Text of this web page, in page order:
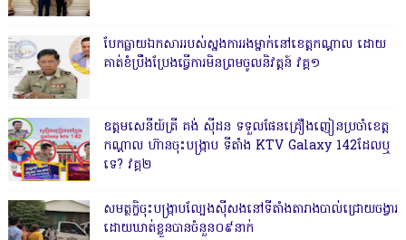
បែកធ្លាយឯកសាររបស់ស្នងការរងម្នាក់នៅខេត្តកណ្ដាល ដោយ
គាត់ខំប្រឹងប្រែងធ្វើការមិនព្រមចូលនិវត្តន៍ វគ្គ១
ឧត្តមសេនីយ៍ត្រី គង់ ស៊ីដន ទទួលផែនគ្រឿងញៀនប្រចាំខេត្ត
កណ្តាល ហ៊ានចុះបង្ក្រាប ទីតាំង KTV Galaxy 142ដែលឬ
ទេ? វគ្គ២
សមត្ថកិ្ចចុះបង្ក្រាបល្បែងស៊ីសងនៅទីតាំងតារាងបាល់ជ្រោយចង្វារ
ដោយឃាត់ខ្លួនបានចំនួន០៩នាក់